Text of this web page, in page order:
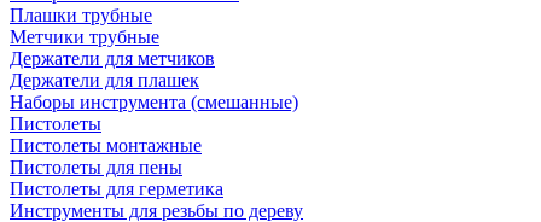
Плашки трубные
Метчики трубные
Держатели для метчиков
Держатели для плашек
Наборы инструмента (смешанные)
Пистолеты
Пистолеты монтажные
Пистолеты для пены
Пистолеты для герметика
Инструменты для резьбы по дереву